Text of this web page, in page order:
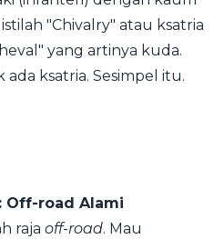
"Chivalry" atau ksatria
yang artinya kuda.
ksatria. Sesimpel itu.
Off-road Alami
raja off-road. Mau